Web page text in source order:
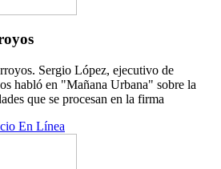
Sergio López, ejecutivo de
habló en "Mañana Urbana" sobre la
que se procesan en la firma
En Línea